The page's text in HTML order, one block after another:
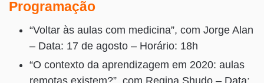
Programação
“Voltar às aulas com medicina”, com Jorge Alan
– Data: 17 de agosto – Horário: 18h
“O contexto da aprendizagem em 2020: aulas